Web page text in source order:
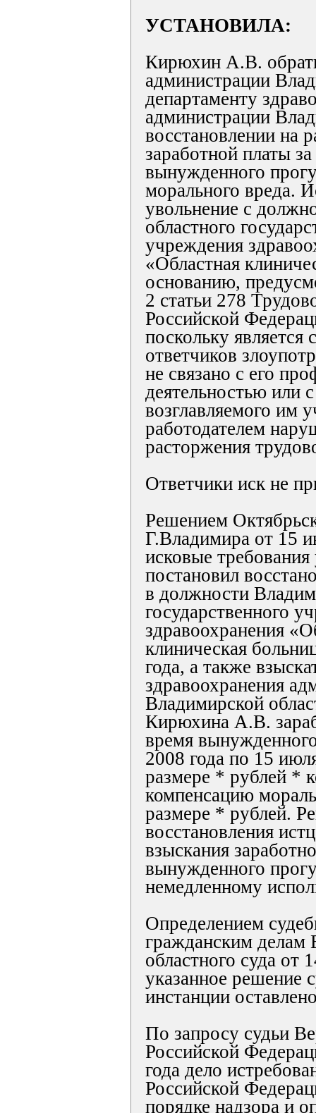
УСТАНОВИЛА:
Кирюхин А.В.
администрации
департаменту
администрации
восстановлении на
заработной платы
вынужденного
морального вреда.
увольнение с
областного
учреждения
«Областная
основанию,
2 статьи 278
Российской
поскольку является
ответчиков
не связано с его
деятельностью или
возглавляемого им
работодателем
расторжения
Ответчики иск не
Решением
Г.Владимира от 15
исковые
постановил
в должности
государственного
здравоохранения
клиническая
года, а также
здравоохранения
Владимирской
Кирюхина А.В.
время
2008 года по 15
размере * рублей *
компенсацию
размере * рублей.
восстановления
взыскания
вынужденного
немедленному
Определением
гражданским делам
областного суда от
указанное решение
инстанции
По запросу судьи
Российской
года дело
Российской
порядке надзора и